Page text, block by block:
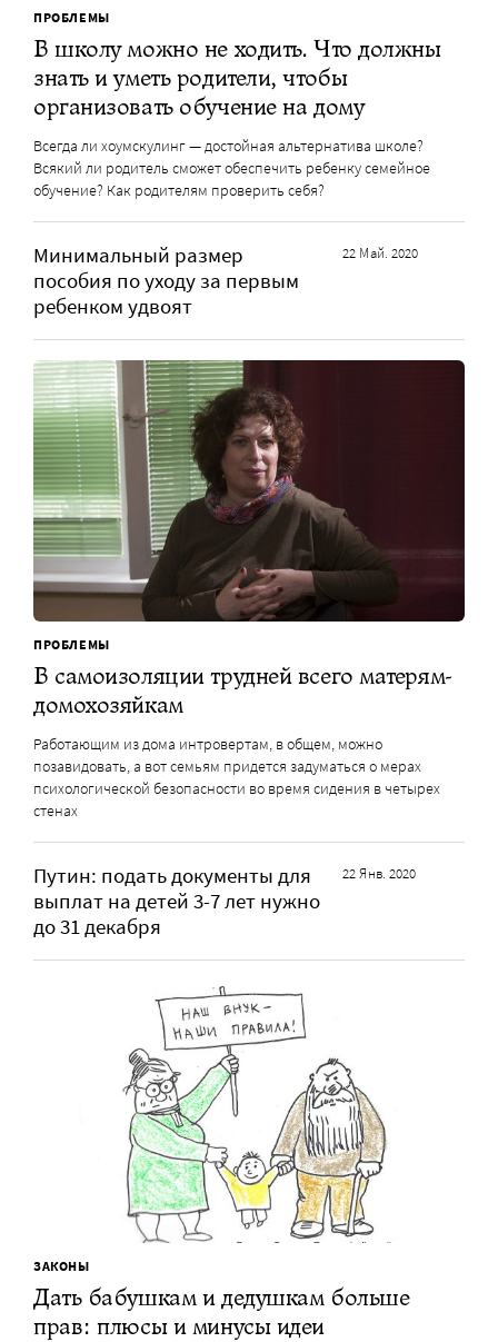
ПРОБЛЕМЫ
В школу можно не ходить. Что должны
знать и уметь родители, чтобы
организовать обучение на дому
Всегда ли хоумскулинг — достойная альтернатива школе?
Всякий ли родитель сможет обеспечить ребенку семейное
обучение? Как родителям проверить себя?
Минимальный размер
пособия по уходу за первым
ребенком удвоят
22 Май. 2020
ПРОБЛЕМЫ
В самоизоляции трудней всего матерям-
домохозяйкам
Работающим из дома интровертам, в общем, можно
позавидовать, а вот семьям придется задуматься о мерах
психологической безопасности во время сидения в четырех
стенах
Путин: подать документы для
выплат на детей 3-7 лет нужно
до 31 декабря
22 Янв. 2020
ЗАКОНЫ
Дать бабушкам и дедушкам больше
прав: плюсы и минусы идеи